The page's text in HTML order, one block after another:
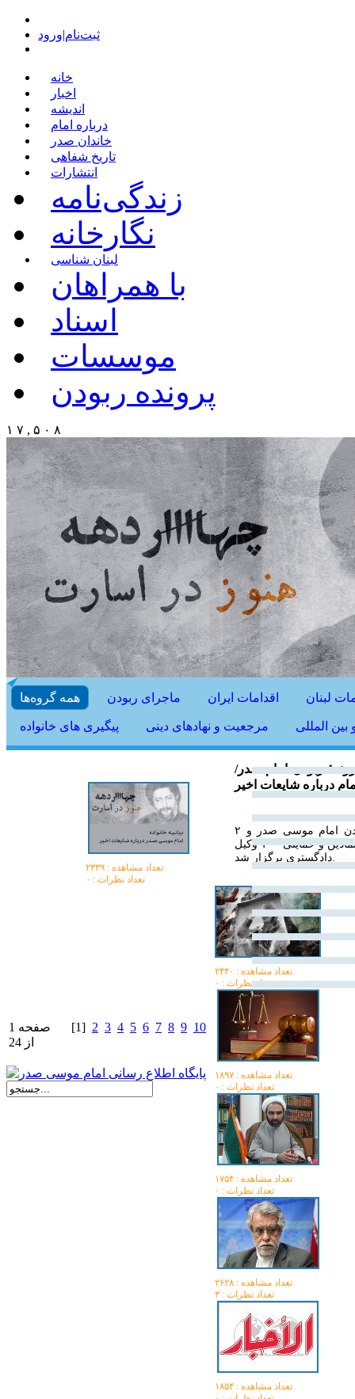
ثبت‌نام|ورود
خانه
اخبار
اندیشه
درباره امام
خاندان صدر
تاریخ شفاهی
انتشارات
زندگی‌نامه
نگارخانه
لبنان شناسی
با همراهان
اسناد
موسسات
پرونده ربودن
۱ ۷ , ۵ ۰ ۸
همه گروه‌ها ماجرای ربودن اقدامات ایران لبنان
پیگیری های خانواده مرجعیت و نهادهای دینی المللی
به پروندۀ ربودن امام صدر/
درباره شایعات اخیر
جلسه شورای عالی قضایی لبنان برای بررسی پرونده ربودن امام موسی صدر و ۲
همراهش با حضور شاکیان پرونده، وکلای خانواده ها و حضور نمادین و حمایتی ۱۰۰ وکیل
دادگستری برگزار شد.
تعداد مشاهده :‌ ۲۳۳۹
تعداد نظرات : ۰
تعداد مشاهده :‌ ۲۴۴۰
تعداد نظرات : ۰
تعداد مشاهده :‌ ۱۸۹۷
تعداد نظرات : ۰
تعداد مشاهده :‌ ۱۷۵۴
تعداد نظرات : ۰
تعداد مشاهده :‌ ۲۶۲۸
تعداد نظرات : ۳
تعداد مشاهده :‌ ۱۸۵۴
صفحه 1
از 24
[1] 2 3 4 5 6 7 8 9 10